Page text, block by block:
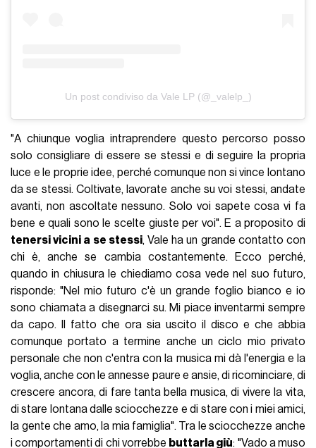
Un post condiviso da Vale LP (@_valelp_)
"A chiunque voglia intraprendere questo percorso posso
solo consigliare di essere se stessi e di seguire la propria
luce e le proprie idee, perché comunque non si vince lontano
da se stessi. Coltivate, lavorate anche su voi stessi, andate
avanti, non ascoltate nessuno. Solo voi sapete cosa vi fa
bene e quali sono le scelte giuste per voi". E a proposito di
tenersi vicini a se stessi, Vale ha un grande contatto con
chi è, anche se cambia costantemente. Ecco perché,
quando in chiusura le chiediamo cosa vede nel suo futuro,
risponde: "Nel mio futuro c'è un grande foglio bianco e io
sono chiamata a disegnarci su. Mi piace inventarmi sempre
da capo. Il fatto che ora sia uscito il disco e che abbia
comunque portato a termine anche un ciclo mio privato
personale che non c'entra con la musica mi dà l'energia e la
voglia, anche con le annesse paure e ansie, di ricominciare, di
crescere ancora, di fare tanta bella musica, di vivere la vita,
di stare lontana dalle sciocchezze e di stare con i miei amici,
la gente che amo, la mia famiglia". Tra le sciocchezze anche
i comportamenti di chi vorrebbe buttarla giù: "Vado a muso